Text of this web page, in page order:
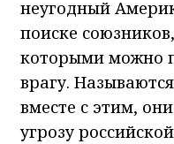
неугодный
поиске
которыми можно
врагу.
вместе с этим,
угрозу